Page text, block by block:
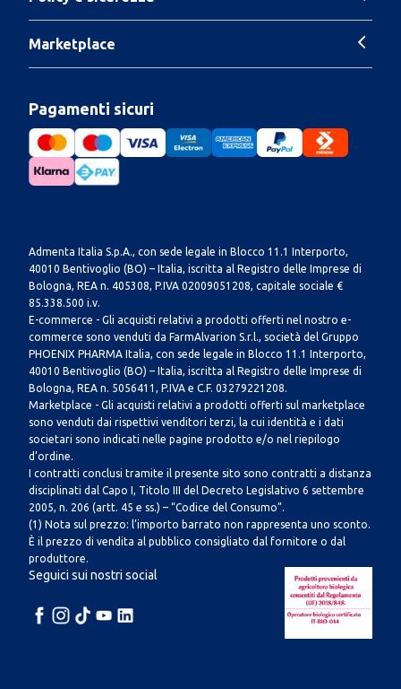
Marketplace
Pagamenti sicuri
Admenta Italia S.p.A., con sede legale in Blocco 11.1 Interporto,
40010 Bentivoglio (BO) – Italia, iscritta al Registro delle Imprese di
Bologna, REA n. 405308, P.IVA 02009051208, capitale sociale €
85.338.500 i.v.
E-commerce - Gli acquisti relativi a prodotti offerti nel nostro e-
commerce sono venduti da FarmAlvarion S.r.l., società del Gruppo
PHOENIX PHARMA Italia, con sede legale in Blocco 11.1 Interporto,
40010 Bentivoglio (BO) – Italia, iscritta al Registro delle Imprese di
Bologna, REA n. 5056411, P.IVA e C.F. 03279221208.
Marketplace - Gli acquisti relativi a prodotti offerti sul marketplace
sono venduti dai rispettivi venditori terzi, la cui identità e i dati
societari sono indicati nelle pagine prodotto e/o nel riepilogo
d’ordine.
I contratti conclusi tramite il presente sito sono contratti a distanza
disciplinati dal Capo I, Titolo III del Decreto Legislativo 6 settembre
2005, n. 206 (artt. 45 e ss.) – “Codice del Consumo”.
(1) Nota sul prezzo: l’importo barrato non rappresenta uno sconto.
È il prezzo di vendita al pubblico consigliato dal fornitore o dal
produttore.
Seguici sui nostri social